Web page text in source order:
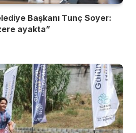
Başkanı Tunç Soyer:
ayakta”